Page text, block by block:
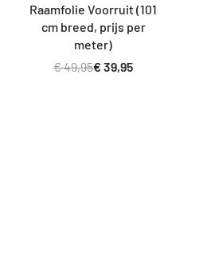
Raamfolie Voorruit (101
cm breed, prijs per
meter)
€49,95€39,95